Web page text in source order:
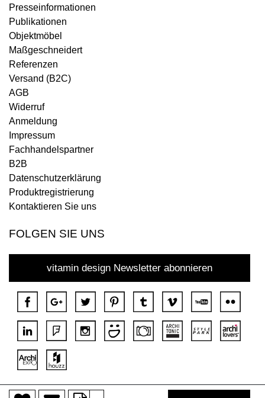
Presseinformationen
Publikationen
Objektmöbel
Maßgeschneidert
Referenzen
Versand (B2C)
AGB
Widerruf
Anmeldung
Impressum
Fachhandelspartner
B2B
Datenschutzerklärung
Produktregistrierung
Kontaktieren Sie uns
FOLGEN SIE UNS
vitamin design Newsletter abonnieren